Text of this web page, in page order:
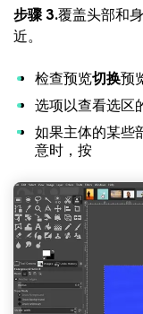
步骤 3.覆盖头部和
近。
检查预览切换预
选项以查看选区
如果主体的某些
意时，按